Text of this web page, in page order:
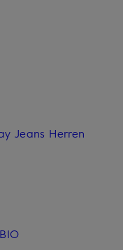
Jeans Herren